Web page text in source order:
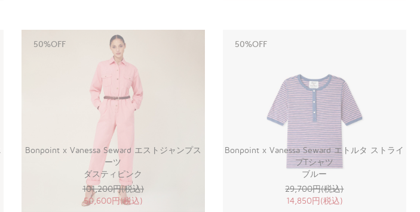
50%OFF
Bonpoint x Vanessa Seward エストジャンプス
ーツ
ダスティピンク
101,200円(税込)
50,600円(税込)
50%OFF
Bonpoint x Vanessa Seward エトルタ ストライ
プTシャツ
ブルー
29,700円(税込)
14,850円(税込)